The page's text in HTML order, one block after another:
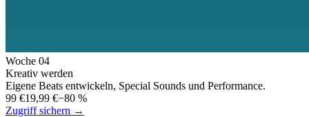
Woche 04
Kreativ werden
Eigene Beats entwickeln, Special Sounds und Performance.
99 €19,99 €−80 %
Zugriff sichern →